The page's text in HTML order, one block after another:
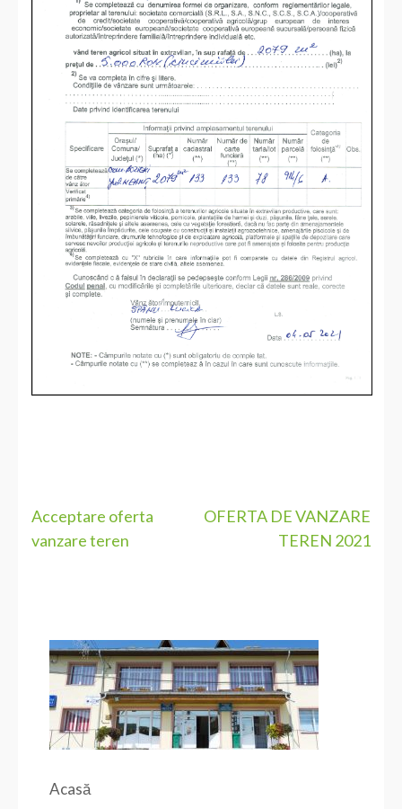
Navigare
în
Acceptare oferta
vanzare teren
OFERTA DE VANZARE
TEREN 2021
Acasă